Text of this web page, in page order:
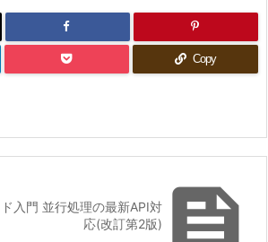
Copy

入門 並行処理の最新API対
応(改訂第2版)